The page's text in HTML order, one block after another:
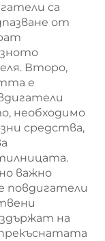
са
от
Второ,
е
необходимо
средства,
важно
на